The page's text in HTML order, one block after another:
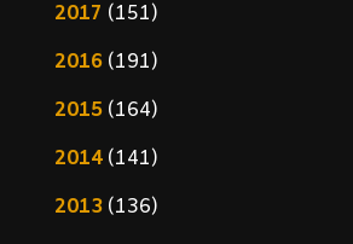
2017 (151)
2016(191)
2015(164)
2014(141)
2013(136)